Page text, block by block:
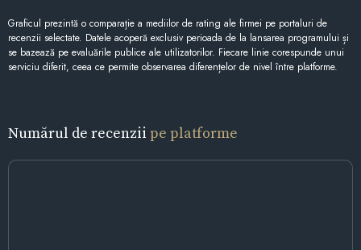
Graficul prezintă o comparație a mediilor de rating ale firmei pe portaluri de
recenzii selectate. Datele acoperă exclusiv perioada de la lansarea programului și
se bazează pe evaluările publice ale utilizatorilor. Fiecare linie corespunde unui
serviciu diferit, ceea ce permite observarea diferențelor de nivel între platforme.
Numărul de recenzii pe platforme